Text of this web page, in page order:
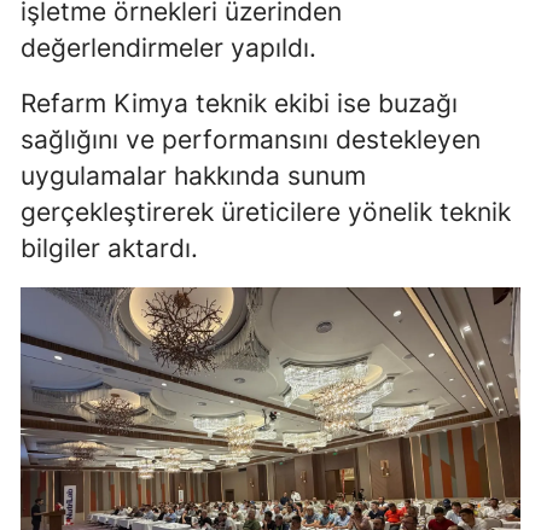
Zonguldak
Aksaray
Bayburt
Kırıkkale
Batman
Şırnak
Bartın
Ardahan
işletme örnekleri üzerinden
değerlendirmeler yapıldı.
Refarm Kimya teknik ekibi ise buzağı
sağlığını ve performansını destekleyen
uygulamalar hakkında sunum
gerçekleştirerek üreticilere yönelik teknik
bilgiler aktardı.